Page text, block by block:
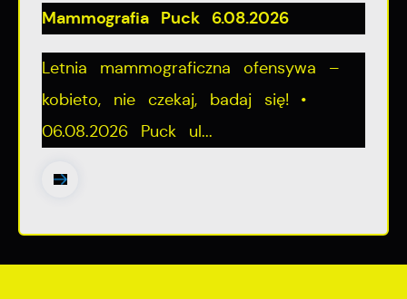
Mammografia Puck 6.08.2026
Letnia mammograficzna ofensywa –
kobieto, nie czekaj, badaj się! •
06.08.2026 Puck ul...